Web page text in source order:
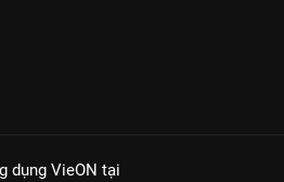
dụng VieON tại